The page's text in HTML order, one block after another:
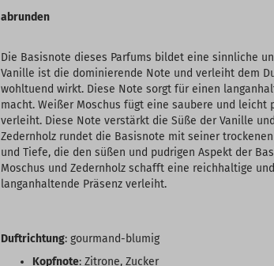
abrunden
Die Basisnote dieses Parfums bildet eine sinnliche
Vanille ist die dominierende Note und verleiht dem
wohltuend wirkt. Diese Note sorgt für einen
macht. Weißer Moschus fügt eine saubere und
verleiht. Diese Note verstärkt die Süße der Vanille
Zedernholz rundet die Basisnote mit seiner
und Tiefe, die den süßen und pudrigen Aspekt der
Moschus und Zedernholz schafft eine reichhaltige
langanhaltende Präsenz verleiht.
Duftrichtung: gourmand-blumig
Kopfnote: Zitrone, Zucker